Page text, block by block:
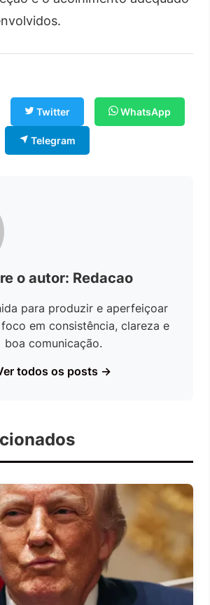
Twitter WhatsApp
Telegram
o autor: Redacao
para produzir e aperfeiçoar
em consistência, clareza e
boa comunicação.
todos os posts →